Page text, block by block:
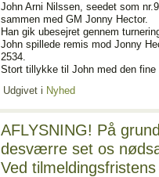
John Arni Nilssen, seedet som
sammen med GM Jonny Hector.
Han gik ubesejret gennem
John spillede remis mod Jonny
2534.
Stort tillykke til John med den fine
Udgivet i Nyhed
AFLYSNING! På
desværre set os
Ved